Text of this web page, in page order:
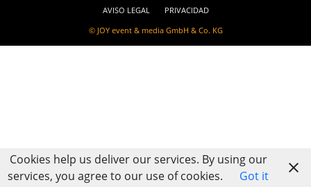
AVISO LEGAL
PRIVACIDAD
© JOY event & media GmbH & Co. KG
Cookies help us deliver our services. By using our
services, you agree to our use of cookies.
Got it